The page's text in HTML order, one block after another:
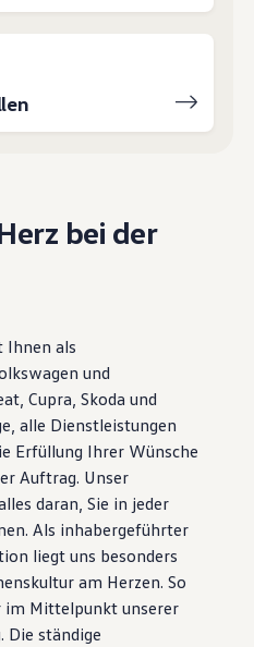
Checks
Zubehör
Modell finden
Login und Shop
verbinden
Karten und Radio
bei der
Ihnen als
und
Cupra, Skoda und
alle Dienstleistungen
Erfüllung Ihrer Wünsche
Auftrag. Unser
daran, Sie in jeder
Als inhabergeführter
liegt uns besonders
am Herzen. So
im Mittelpunkt unserer
Die ständige